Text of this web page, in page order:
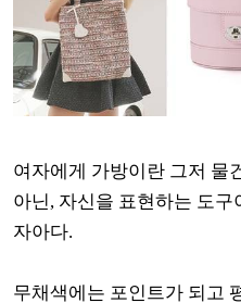
여자에게 가방이란 그저 물
아닌, 자신을 표현하는 도
자아다.
무채색에는 포인트가 되고